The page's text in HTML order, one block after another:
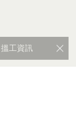
工資訊